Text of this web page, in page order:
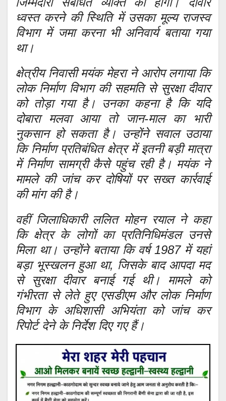
ध्वस्त करने की स्थिति में उसका मूल्य राजस्व
विभाग में जमा करना भी अनिवार्य बताया गया
था।
क्षेत्रीय निवासी मयंक मेहरा ने आरोप लगाया कि
लोक निर्माण विभाग की सहमति से सुरक्षा दीवार
को तोड़ा गया है। उनका कहना है कि यदि
दोबारा मलवा आया तो जान-माल का भारी
नुकसान हो सकता है। उन्होंने सवाल उठाया
कि निर्माण प्रतिबंधित क्षेत्र में इतनी बड़ी मात्रा
में निर्माण सामग्री कैसे पहुंच रही है। मयंक ने
मामले की जांच कर दोषियों पर सख्त कार्रवाई
की मांग की है।
वहीं जिलाधिकारी ललित मोहन रयाल ने कहा
कि क्षेत्र के लोगों का प्रतिनिधिमंडल उनसे
मिला था। उन्होंने बताया कि वर्ष 1987 में यहां
बड़ा भूस्खलन हुआ था, जिसके बाद आपदा मद
से सुरक्षा दीवार बनाई गई थी। मामले को
गंभीरता से लेते हुए एसडीएम और लोक निर्माण
विभाग के अधिशासी अभियंता को जांच कर
रिपोर्ट देने के निर्देश दिए गए हैं।